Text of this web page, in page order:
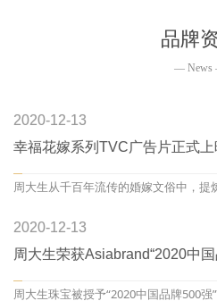
品牌
—
2020-12-13
幸福花嫁系列TVC广告片正式上
周大生从千百年流传的婚嫁文俗中，提
2020-12-13
周大生荣获Asiabrand“2020中
周大生珠宝被授予“2020中国品牌500强